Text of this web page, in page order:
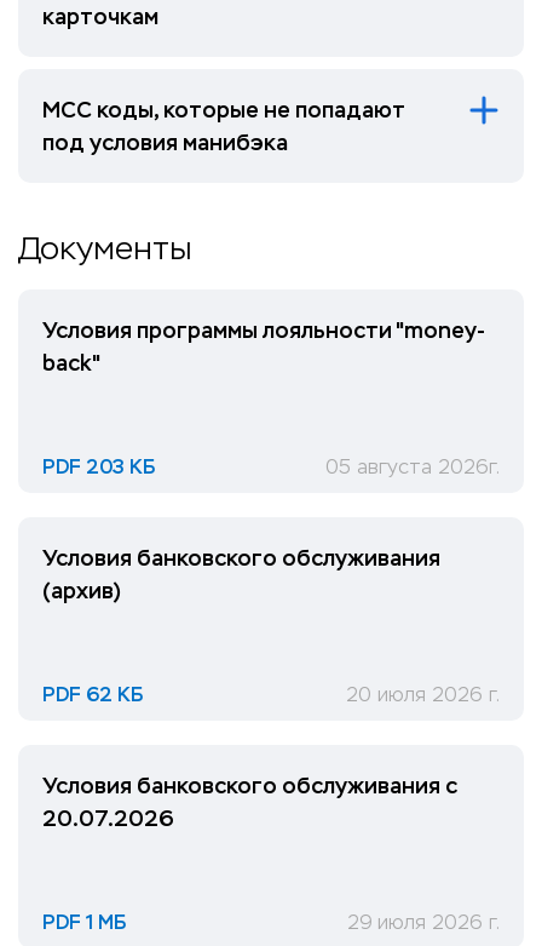
карточкам
МСС коды, которые не попадают
под условия манибэка
Документы
Условия программы лояльности "money-
back"
PDF 203 КБ 05 августа 2026г.
Условия банковского обслуживания
(архив)
PDF 62 КБ 20 июля 2026 г.
Условия банковского обслуживания с
20.07.2026
PDF 1 МБ 29 июля 2026 г.